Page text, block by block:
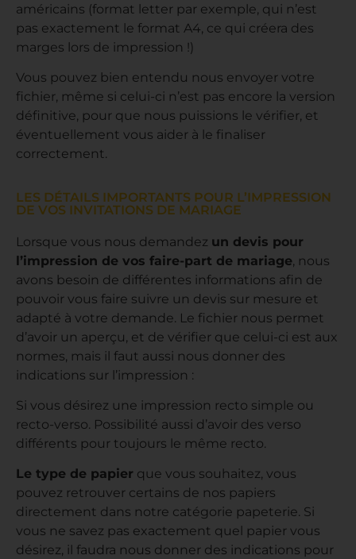
américains (format letter par exemple, qui n’est
pas exactement le format A4, ce qui créera des
marges lors de impression !)
Vous pouvez bien entendu nous envoyer votre
fichier, même si celui-ci n’est pas encore la version
définitive, pour que nous puissions le vérifier, et
éventuellement vous aider à le finaliser
correctement.
LES DÉTAILS IMPORTANTS POUR L’IMPRESSION
DE VOS INVITATIONS DE MARIAGE
Lorsque vous nous demandez un devis pour
l’impression de vos faire-part de mariage , nous
avons besoin de différentes informations afin de
pouvoir vous faire suivre un devis sur mesure et
adapté à votre demande. Le fichier nous permet
d’avoir un aperçu, et de vérifier que celui-ci est aux
normes, mais il faut aussi nous donner des
indications sur l’impression :
Si vous désirez une impression recto simple ou
recto-verso. Possibilité aussi d’avoir des verso
différents pour toujours le même recto.
Le type de papier que vous souhaitez, vous
pouvez retrouver certains de nos papiers
directement dans notre catégorie papeterie. Si
vous ne savez pas exactement quel papier vous
désirez, il faudra nous donner des indications pour